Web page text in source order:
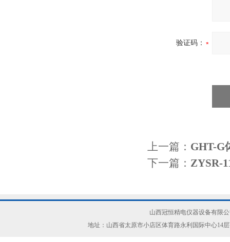
验证码：
上一篇： GHT-G
下一篇： ZYSR-
山西冠恒精电仪器设备有限
地址：山西省太原市小店区体育路永利国际中心14